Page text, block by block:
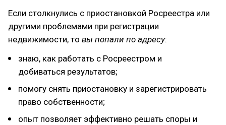
Если столкнулись с приостановкой Росреестра или
другими проблемами при регистрации
недвижимости, то вы попали по адресу:
знаю, как работать с Росреестром и
добиваться результатов;
помогу снять приостановку и зарегистрировать
право собственности;
опыт позволяет эффективно решать споры и